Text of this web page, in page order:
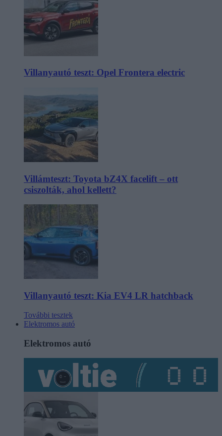
Villanyautó teszt: Opel Frontera electric
Villámteszt: Toyota bZ4X facelift – ott
csiszolták, ahol kellett?
Villanyautó teszt: Kia EV4 LR hatchback
További tesztek
Elektromos autó
Elektromos autó